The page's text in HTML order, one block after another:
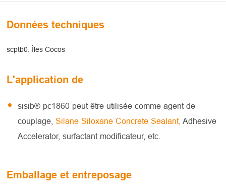
Données techniques
scptb0. Îles Cocos
L'application de
sisib® pc1860 peut être utilisée comme agent de
couplage,Silane Siloxane Concrete Sealant,Adhesive
Accelerator, surfactant modificateur, etc.
Emballage et entreposage